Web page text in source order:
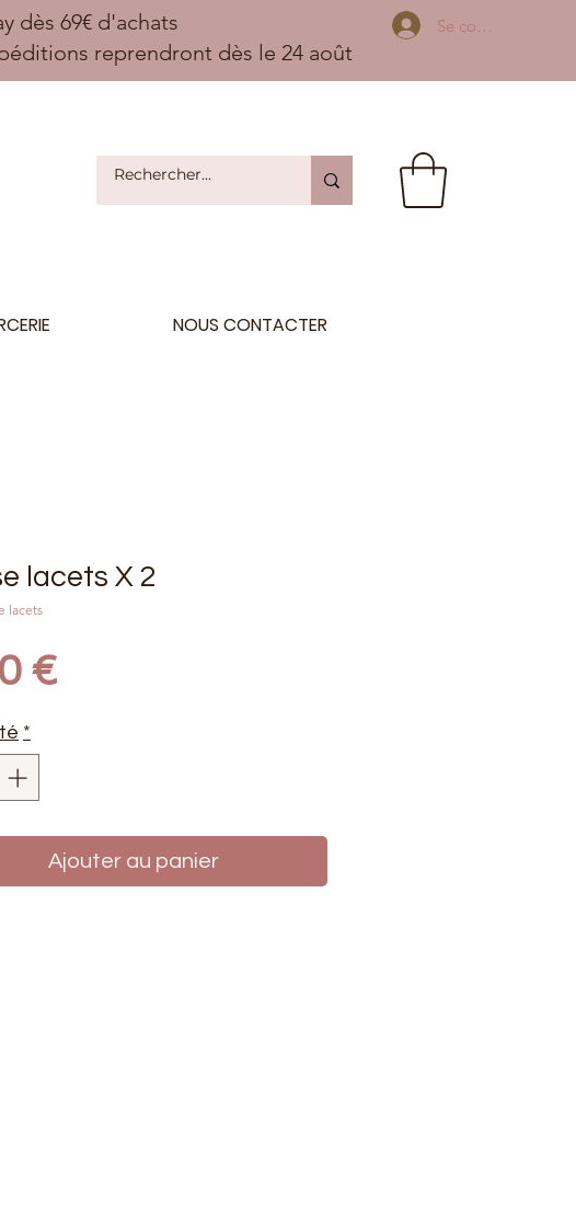
dès 69€ d'achats
reprendront dès le 24 août
Se connecter
NOUS CONTACTER
lacets X 2
lacets
€Prix
*
Ajouter au panier